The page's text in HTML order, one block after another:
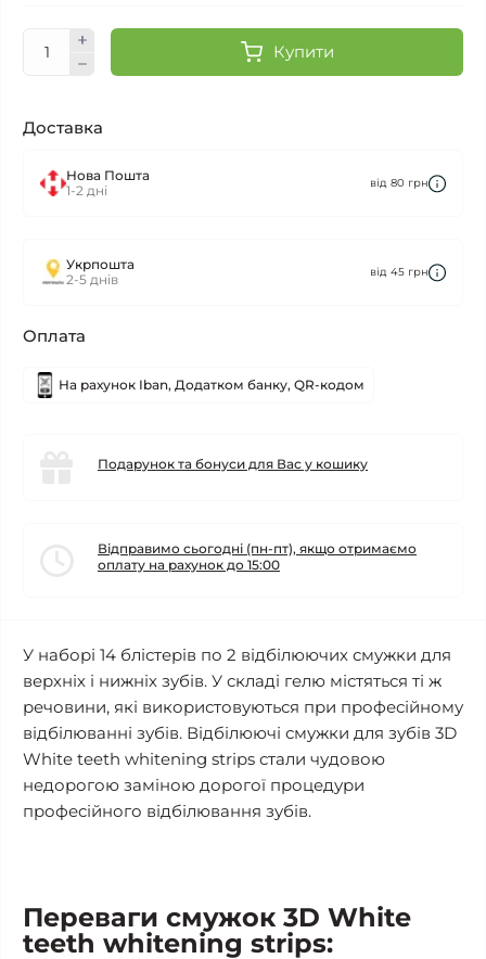
Купити
Доставка
Нова Пошта
1-2 дні
від 80 грн
Укрпошта
2-5 днів
від 45 грн
Оплата
На рахунок Iban, Додатком банку, QR-кодом
Подарунок та бонуси для Вас у кошику
Відправимо сьогодні (пн-пт), якщо отримаємо
оплату на рахунок до 15:00
У наборі 14 блістерів по 2 відбілюючих смужки для
верхніх і нижніх зубів. У складі гелю містяться ті ж
речовини, які використовуються при професійному
відбілюванні зубів. Відбілюючі смужки для зубів 3D
White teeth whitening strips стали чудовою
недорогою заміною дорогої процедури
професійного відбілювання зубів.
Переваги смужок 3D White
teeth whitening strips: